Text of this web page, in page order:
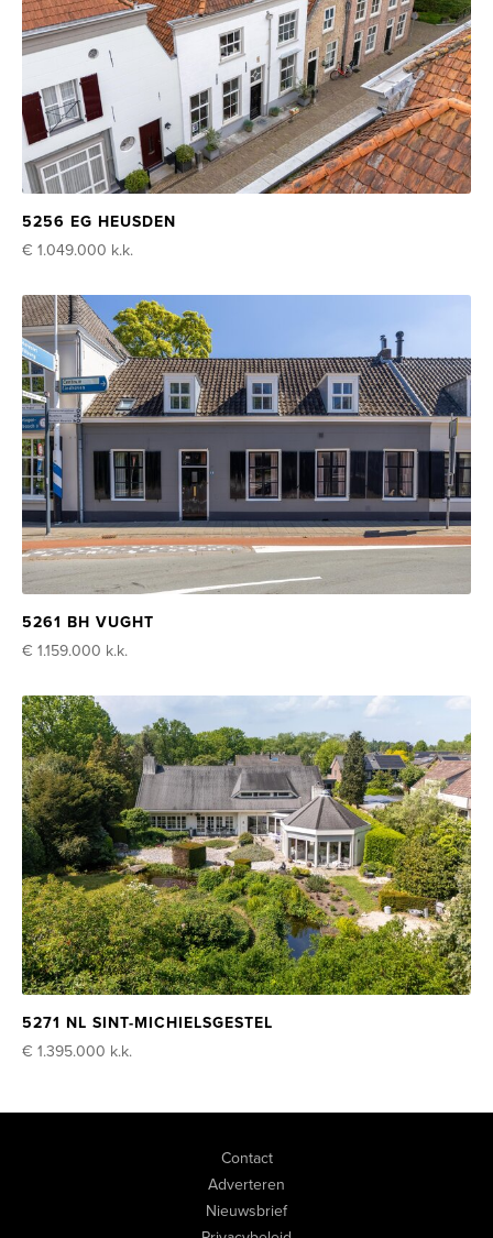
5256 EG HEUSDEN
€ 1.049.000 k.k.
5261 BH VUGHT
€ 1.159.000 k.k.
5271 NL SINT-MICHIELSGESTEL
€ 1.395.000 k.k.
Contact
Adverteren
Nieuwsbrief